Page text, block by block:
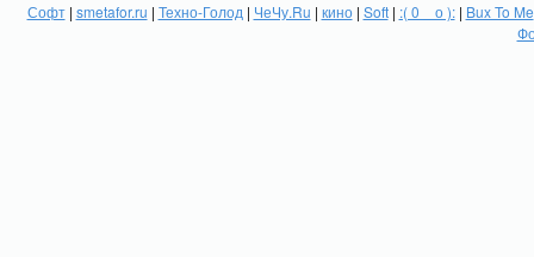
Софт| smetafor.ru | Техно-Голод | ЧеЧу.Ru | кино| Soft| :( 0 _ о ):| Bux To Me